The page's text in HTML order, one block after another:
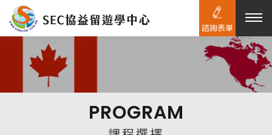
熱門搜尋：
PROGRAM
諮詢表單